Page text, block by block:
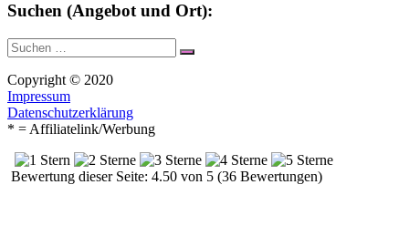
Suchen (Angebot und Ort):
Suche
nach:
Suchen
Copyright © 2020
Impressum
Datenschutzerklärung
* = Affiliatelink/Werbung
Bewertung dieser Seite: 4.50 von 5 (36 Bewertungen)